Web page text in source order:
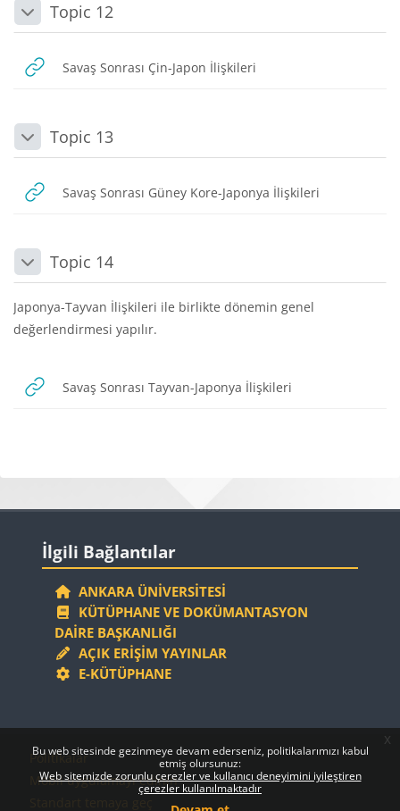
Bu web sitesinde gezinmeye devam ederseniz, politikalarımızı kabul
etmiş olursunuz:
Web sitemizde zorunlu çerezler ve kullanıcı deneyimini iyileştiren
çerezler kullanılmaktadır
x
DaraltTopic 12
Savaş Sonrası Çin-Japon İlişkileri
DaraltTopic 13
Savaş Sonrası Güney Kore-Japonya İlişkileri
DaraltTopic 14
Japonya-Tayvan İlişkileri ile birlikte dönemin genel
değerlendirmesi yapılır.
Savaş Sonrası Tayvan-Japonya İlişkileri
Bloklar
İlgili Bağlantılar
ANKARA ÜNIVERSITESI
KÜTÜPHANE VE DOKÜMANTASYON
DAIRE BAŞKANLIĞI
AÇIK ERIŞIM YAYINLAR
E-KÜTÜPHANE
Bloklar
Bloklar
Politikalar
Mobil uygulamayı edinin